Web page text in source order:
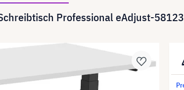
Professional eAdjust-